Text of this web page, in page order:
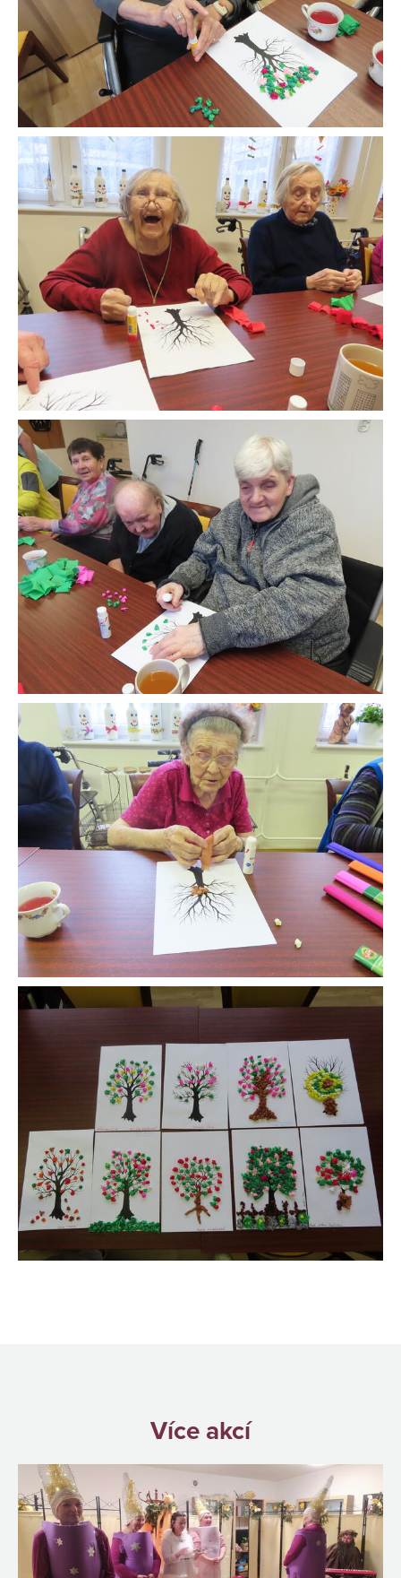
Více akcí